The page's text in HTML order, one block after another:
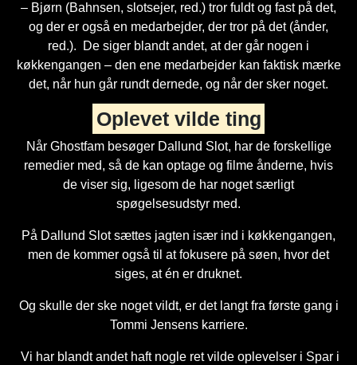
– Bjørn (Bahnsen, slotsejer, red.) tror fuldt og fast på det,
og der er også en medarbejder, der tror på det (ånder,
red.). De siger blandt andet, at der går nogen i
køkkengangen – den ene medarbejder kan faktisk mærke
det, når hun går rundt dernede, og når der sker noget.
Oplevet vilde ting
Når Ghostfam besøger Dallund Slot, har de forskellige
remedier med, så de kan optage og filme ånderne, hvis
de viser sig, ligesom de har noget særligt
spøgelsesudstyr med.
På Dallund Slot sættes jagten især ind i køkkengangen,
men de kommer også til at fokusere på søen, hvor det
siges, at én er druknet.
Og skulle der ske noget vildt, er det langt fra første gang i
Tommi Jensens karriere.
Vi har blandt andet haft nogle ret vilde oplevelser i Spar i